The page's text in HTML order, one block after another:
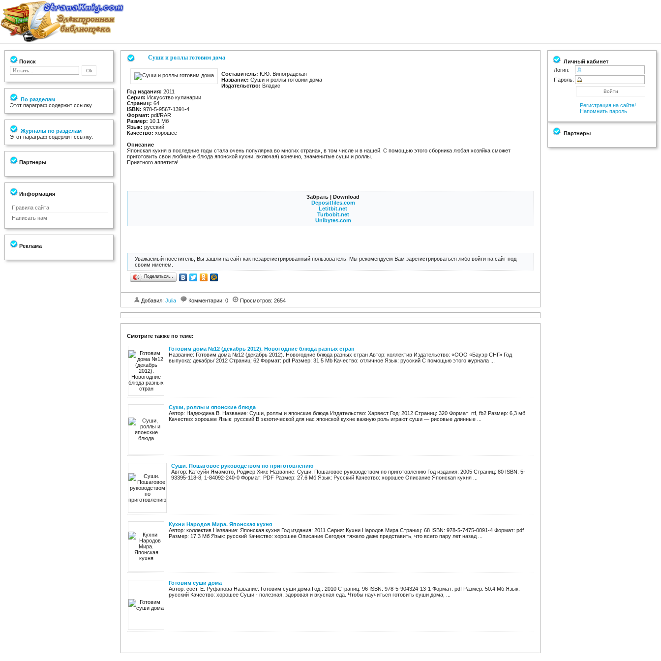
Поиск
По разделам
Этот параграф содержит ссылку.
Журналы по разделам
Этот параграф содержит ссылку.
Партнеры
Информация
Правила сайта
Написать нам
Реклама
Суши и роллы готовим дома
Составитель: К.Ю. Виноградская
Название: Суши и роллы готовим дома
Издательство: Владис
Год издания: 2011
Серия: Искусство кулинарии
Страниц: 64
ISBN: 978-5-9567-1391-4
Формат: pdf/RAR
Размер: 10.1 Мб
Язык: русский
Качество: хорошее
Описание
Японская кухня в последние годы стала очень популярна во многих странах, в том числе и в нашей. С помощью этого сборника любая хозяйка сможет
приготовить свои любимые блюда японской кухни, включая) конечно, знаменитые суши и роллы.
Приятного аппетита!
Забрать | Download
Depositfiles.com
Letitbit.net
Turbobit.net
Unibytes.com
Уважаемый посетитель, Вы зашли на сайт как незарегистрированный пользователь. Мы рекомендуем Вам зарегистрироваться либо войти на сайт под
своим именем.
Поделиться…
Добавил: Julia Комментарии: 0 Просмотров: 2654
Смотрите также по теме:
Готовим дома №12 (декабрь 2012). Новогодние блюда разных стран
Название: Готовим дома №12 (декабрь 2012). Новогодние блюда разных стран Автор: коллектив Издательство: «ООО «Бауэр СНГ» Год
выпуска: декабрь/ 2012 Страниц: 62 Формат: pdf Размер: 31.5 Mb Качество: отличное Язык: русский С помощью этого журнала ...
Суши, роллы и японские блюда
Автор: Надеждина В. Название: Суши, роллы и японские блюда Издательство: Харвест Год: 2012 Страниц: 320 Формат: rtf, fb2 Размер: 6,3 мб
Качество: хорошее Язык: русский В экзотической для нас японской кухне важную роль играют суши — рисовые длинные ...
Суши. Пошаговое руководством по приготовлению
Автор: Катсуйи Ямамото, Роджер Хикс Название: Суши. Пошаговое руководством по приготовлению Год издания: 2005 Страниц: 80 ISBN: 5-
93395-118-8, 1-84092-240-0 Формат: PDF Размер: 27.6 Мб Язык: Русский Качество: хорошее Описание Японская кухня ...
Кухни Народов Мира. Японская кухня
Автор: коллектив Название: Японская кухня Год издания: 2011 Серия: Кухни Народов Мира Страниц: 68 ISBN: 978-5-7475-0091-4 Формат: pdf
Размер: 17.3 Мб Язык: русский Качество: хорошее Описание Сегодня тяжело даже представить, что всего пару лет назад ...
Готовим суши дома
Автор: сост. Е. Руфанова Название: Готовим суши дома Год : 2010 Страниц: 96 ISBN: 978-5-904324-13-1 Формат: pdf Размер: 50.4 Мб Язык:
русский Качество: хорошее Суши - полезная, здоровая и вкусная еда. Чтобы научиться готовить суши дома, ...
Личный кабинет
Логин:
Пароль:
Регистрация на сайте!
Напомнить пароль
Партнеры